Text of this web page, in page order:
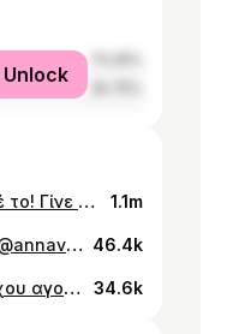
Είσαι fANNAtic; Απόδειξέ το! Γίνε 1 από τους 10 τυχερούς που θα κερδίσουν: 🎟️ 1 διπλή πρόσκληση για το Exclusive After Party με την Άννα Βίσση, στις 14.09.2025, μετά το τέλος της συναυλίας. 🎶 1 διπλή πρόσκληση γενικής εισόδου (κερκίδες) για τη συναυλία της ίδιας μέρας στο Καλλιμάρμαρο. Τι πρέπει να κάνεις:* 1. Like στο post της ΔΕΗ 2. Comment το τραγούδι της Άννας που σου δίνει ενέργεια 3. Χρησιμοποίησε τα hashtags #EnergyOutLoud & #ΔΕΗ. 4. Follow τους λογαριασμούς @dei.gr & @annavissiofficial ℹ️ Η συμμετοχή ισχύει έως και 21/07/2025. ℹ️Οι νικητές θα ενημερωθούν με DM μετά από κλήρωση. ℹ️*Αν δεν επιθυμείτε την επεξεργασία των προσωπικών σας δεδομένων, μπορείτε να ασκήσετε το δικαίωμα εναντίωσης αποστέλλοντας email στο 360-services@crowdpolicy.com #ΔΕΗ #EnergyOutLoud #annavissi 1.1m
Θα πεταχτούμε με την @annavissiofficial και την παρέα μου στο Παρίσι και θα δούμε και την συναυλία της. Επειδή γουστάρει πολύ το Γηροκομείο μου έκανε ένα μεγάλο δώρο. Μου έδωσε 10 προσκλήσεις για την συναυλία της. Όποιος θέλει και είναι στο Παρίσι από τους φίλους μας «Στο Γηροκομείο» είστε καλεσμένοι μας, της Άννας κι εμένα. Στείλτε μου για να σας δώσω τις προσκλήσεις και θα τα πούμε από κοντά αγαπημένοι μου φίλοι!!! 46.4k
Έγινα νονά ενός υπέροχου αγοριού και έζησα τρεις μαγικές μέρες και νύχτες με φίλους και αγαπημένους .. Η τελευταία ανάμνηση μου ανήκει στον θρυλικό Elton John 🌹 34.6k